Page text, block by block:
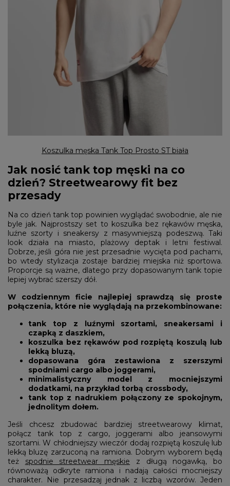
Koszulka męska Tank Top Prosto ST biała
Jak nosić tank top męski na co
dzień? Streetwearowy fit bez
przesady
Na co dzień tank top powinien wyglądać swobodnie, ale nie
byle jak. Najprostszy set to koszulka bez rękawów męska,
luźne szorty i sneakersy z masywniejszą podeszwą. Taki
look działa na miasto, plażowy deptak i letni festiwal.
Dobrze, jeśli góra nie jest przesadnie wycięta pod pachami,
bo wtedy stylizacja zostaje bardziej miejska niż sportowa.
Proporcje są ważne, dlatego przy dopasowanym tank topie
lepiej wybrać szerszy dół.
W codziennym ficie najlepiej sprawdzą się proste
połączenia, które nie wyglądają na przekombinowane:
tank top z luźnymi szortami, sneakersami i
czapką z daszkiem,
koszulka bez rękawów pod rozpiętą koszulą lub
lekką bluzą,
dopasowana góra zestawiona z szerszymi
spodniami cargo albo joggerami,
minimalistyczny model z mocniejszymi
dodatkami, na przykład torbą crossbody,
tank top z nadrukiem połączony ze spokojnym,
jednolitym dołem.
Jeśli chcesz zbudować bardziej streetwearowy klimat,
połącz tank top z cargo, joggerami albo jeansowymi
szortami. W chłodniejszy wieczór dodaj rozpiętą koszulę lub
lekką bluzę zarzuconą na ramiona. Dobrym wyborem będą
też spodnie streetwear męskie z długą nogawką, bo
równoważą odkryte ramiona i nadają całości mocniejszy
charakter. Nie przesadzaj jednak z liczbą wzorów. Jeden